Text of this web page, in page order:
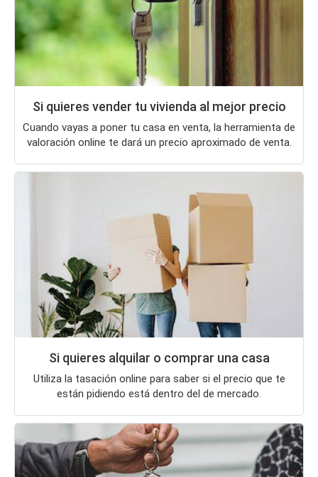
Si quieres vender tu vivienda al mejor precio
Cuando vayas a poner tu casa en venta, la herramienta de
valoración online te dará un precio aproximado de venta.
Si quieres alquilar o comprar una casa
Utiliza la tasación online para saber si el precio que te
están pidiendo está dentro del de mercado.